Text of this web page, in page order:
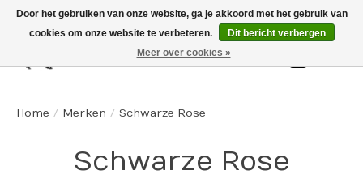
Home / Merken / Schwarze Rose
Schwarze Rose
Door het gebruiken van onze website, ga je akkoord met het gebruik van
cookies om onze website te verbeteren.
Dit bericht verbergen
Meer over cookies »